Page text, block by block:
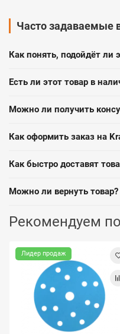
Часто задаваемые
Как понять, подойдёт ли
Есть ли этот товар в
Можно ли получить
Как оформить заказ на
Как быстро доставят
Можно ли вернуть товар?
Рекомендуем
Лидер продаж